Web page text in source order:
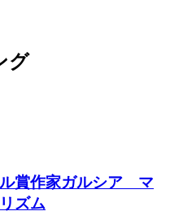
グ
賞作家ガルシア゠マ
ズム